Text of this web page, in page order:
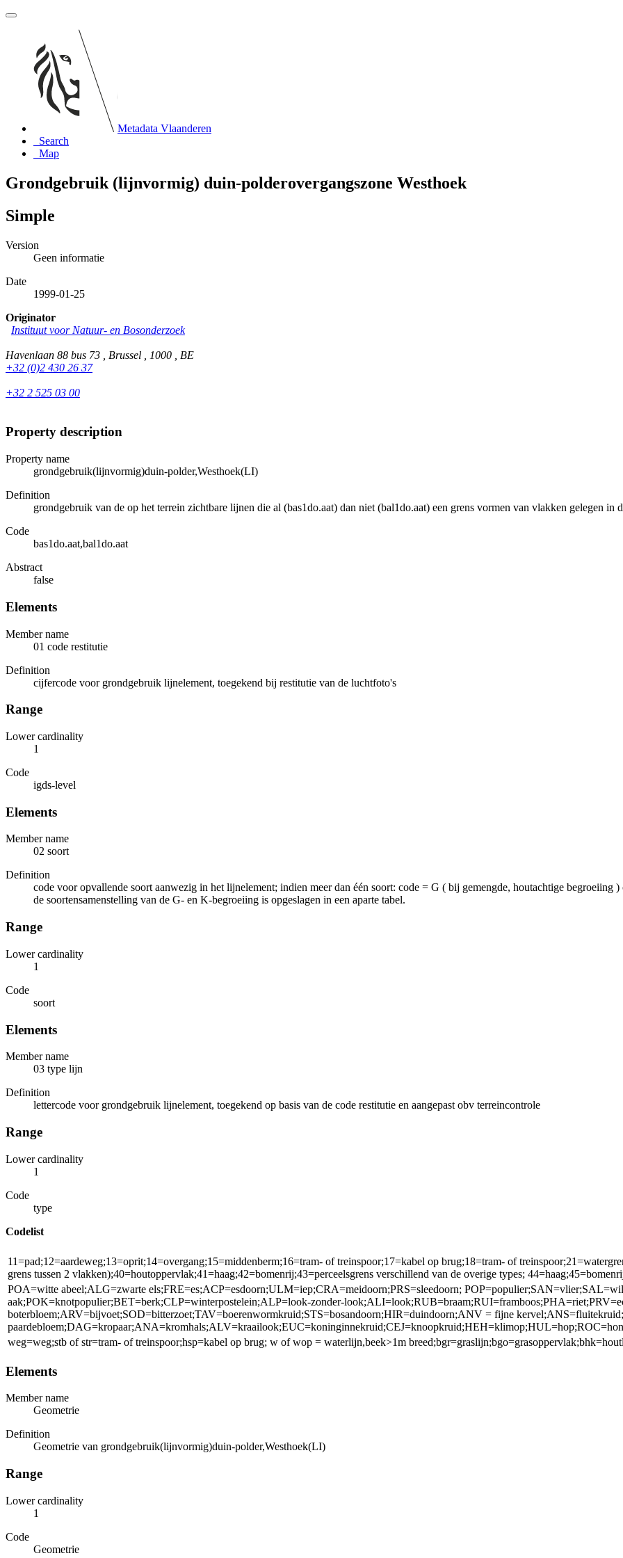
Metadata Vlaanderen
Search
Map
Grondgebruik (lijnvormig) duin-polderovergangszone Westhoek
Simple
Version
Geen informatie
Date
1999-01-25
Originator
Instituut voor Natuur- en Bosonderzoek
Havenlaan 88 bus 73 , Brussel , 1000 , BE
+32 (0)2 430 26 37
+32 2 525 03 00
Property description
Property name
grondgebruik(lijnvormig)duin-polder,Westhoek(LI)
Definition
grondgebruik van de op het terrein zichtbare lijnen die al (bas1do.aat) dan niet (bal1do.aat) een grens vormen van vlakken gelegen in
Code
bas1do.aat,bal1do.aat
Abstract
false
Elements
Member name
01 code restitutie
Definition
cijfercode voor grondgebruik lijnelement, toegekend bij restitutie van de luchtfoto's
Range
Lower cardinality
1
Code
igds-level
Elements
Member name
02 soort
Definition
code voor opvallende soort aanwezig in het lijnelement; indien meer dan één soort: code = G ( bij gemengde, houtachtige
de soortensamenstelling van de G- en K-begroeiing is opgeslagen in een aparte tabel.
Range
Lower cardinality
1
Code
soort
Elements
Member name
03 type lijn
Definition
lettercode voor grondgebruik lijnelement, toegekend op basis van de code restitutie en aangepast obv terreincontrole
Range
Lower cardinality
1
Code
type
Codelist
11=pad;12=aardeweg;13=oprit;14=overgang;15=middenberm;16=tram- of treinspoor;17=kabel op brug;18=tram- of
grens tussen 2 vlakken);40=houtoppervlak;41=haag;42=bomenrij;43=perceelsgrens verschillend van de overige types;
POA=witte abeel;ALG=zwarte els;FRE=es;ACP=esdoorn;ULM=iep;CRA=meidoorn;PRS=sleedoorn;
aak;POK=knotpopulier;BET=berk;CLP=winterpostelein;ALP=look-zonder-
boterbloem;ARV=bijvoet;SOD=bitterzoet;TAV=boerenwormkruid;STS=bosandoorn;HIR=duindoorn;ANV = fijne
weg=weg;stb of str=tram- of treinspoor;hsp=kabel op brug; w of wop = waterlijn,beek>1m
Elements
Member name
Geometrie
Definition
Geometrie van grondgebruik(lijnvormig)duin-polder,Westhoek(LI)
Range
Lower cardinality
1
Code
Geometrie